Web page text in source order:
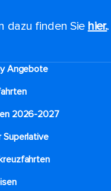
dazu finden Sie hier..
Angebote
2026-2027
Superlative